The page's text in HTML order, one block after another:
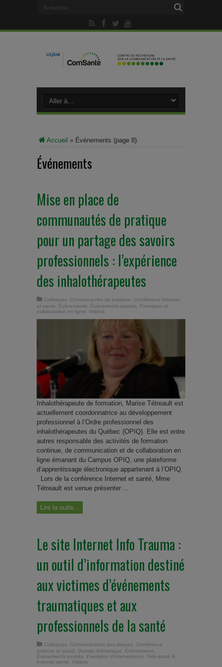
Accueil » Événements (page 8)
Événements
Mise en place de
communautés de pratique
pour un partage des savoirs
professionnels : l’expérience
des inhalothérapeutes
Colloques Communautés de pratique
Conférence Internet
et santé
Événements Évènements passés
Formation et
collaboration en ligne
Vidéos
Inhalothérapeute de formation, Marise Tétreault est
actuellement coordonnatrice au développement
professionnel à l’Ordre professionnel des
inhalothérapeutes du Québec (OPIQ). Elle est entre
autres responsable des activités de formation
continue, de communication et de collaboration en
ligne émanant du Campus OPIQ, une plateforme
d’apprentissage électronique appartenant à l’OPIQ.
Lors de la conférence Internet et santé, Mme
Tétreault est venue présenter ...
Lire la suite...
Le site Internet Info Trauma :
un outil d’information destiné
aux victimes d’événements
traumatiques et aux
professionnels de la santé
Colloques Communication des risques
Conférence
Internet et santé
Dossier thématique Événements
Évènements passés
Exemples d'interventions Télé-santé &
Internet santé
Vidéos